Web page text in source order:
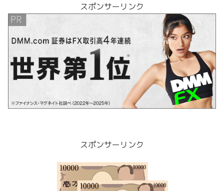
スポンサーリンク
スポンサーリンク